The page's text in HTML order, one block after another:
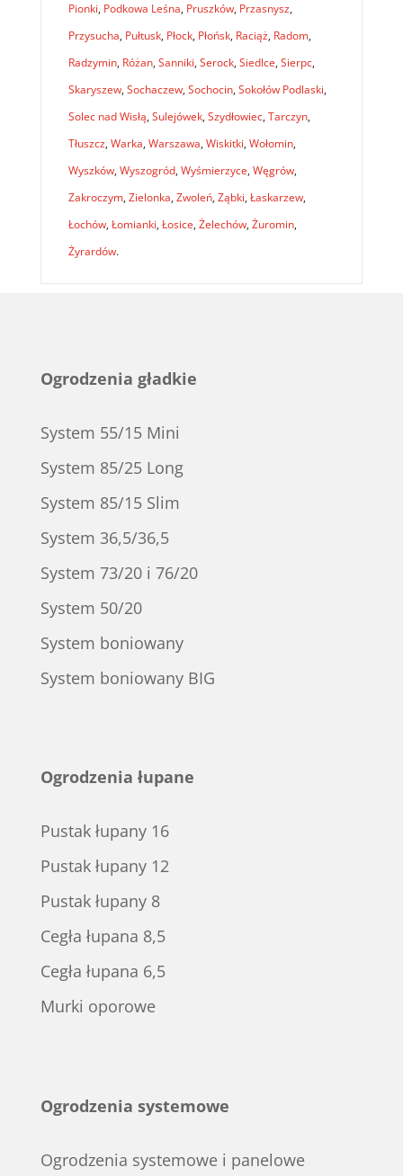
Pionki, Podkowa Leśna, Pruszków, Przasnysz,
Przysucha, Pułtusk, Płock, Płońsk, Raciąż, Radom,
Radzymin, Różan, Sanniki, Serock, Siedlce, Sierpc,
Skaryszew, Sochaczew, Sochocin, Sokołów Podlaski,
Solec nad Wisłą, Sulejówek, Szydłowiec, Tarczyn,
Tłuszcz, Warka, Warszawa, Wiskitki, Wołomin,
Wyszków, Wyszogród, Wyśmierzyce, Węgrów,
Zakroczym, Zielonka, Zwoleń, Ząbki, Łaskarzew,
Łochów, Łomianki, Łosice, Żelechów, Żuromin,
Żyrardów.
Ogrodzenia gładkie
System 55/15 Mini
System 85/25 Long
System 85/15 Slim
System 36,5/36,5
System 73/20 i 76/20
System 50/20
System boniowany
System boniowany BIG
Ogrodzenia łupane
Pustak łupany 16
Pustak łupany 12
Pustak łupany 8
Cegła łupana 8,5
Cegła łupana 6,5
Murki oporowe
Ogrodzenia systemowe
Ogrodzenia systemowe i panelowe